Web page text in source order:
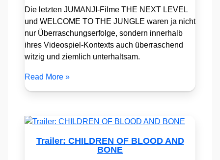
Die letzten JUMANJI-Filme THE NEXT LEVEL
und WELCOME TO THE JUNGLE waren ja nicht
nur Überraschungserfolge, sondern innerhalb
ihres Videospiel-Kontexts auch überraschend
witzig und ziemlich unterhaltsam.
Read More »
Trailer: CHILDREN OF BLOOD AND
BONE